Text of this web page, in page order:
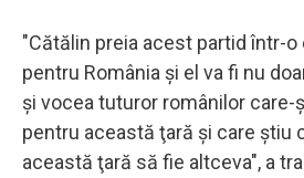
"Cătălin preia acest partid într-
pentru România şi el va fi nu
şi vocea tuturor românilor care-
pentru această ţară şi care ştiu
această ţară să fie altceva", a